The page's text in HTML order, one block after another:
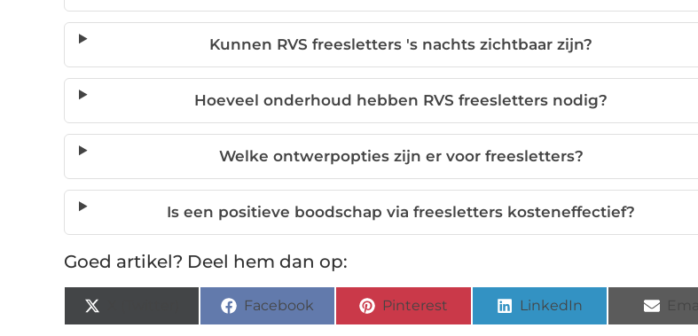
Kunnen RVS freesletters 's nachts zichtbaar zijn?
Hoeveel onderhoud hebben RVS freesletters nodig?
Welke ontwerpopties zijn er voor freesletters?
Is een positieve boodschap via freesletters kosteneffectief?
Goed artikel? Deel hem dan op:
Facebook Pinterest LinkedIn